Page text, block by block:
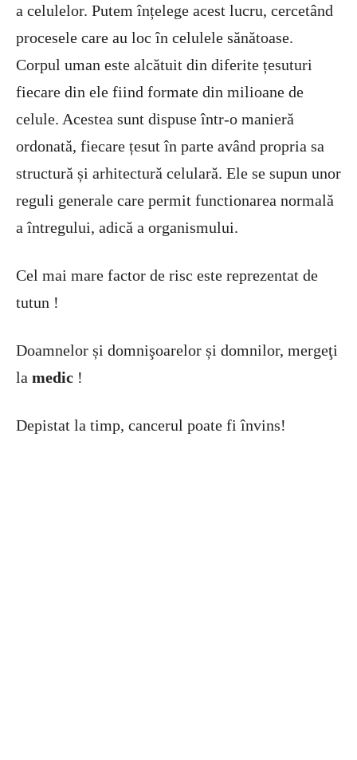
a celulelor. Putem înțelege acest lucru, cercetând
procesele care au loc în celulele sănătoase.
Corpul uman este alcătuit din diferite țesuturi
fiecare din ele fiind formate din milioane de
celule. Acestea sunt dispuse într-o manieră
ordonată, fiecare țesut în parte având propria sa
structură și arhitectură celulară. Ele se supun unor
reguli generale care permit functionarea normală
a întregului, adică a organismului.
Cel mai mare factor de risc este reprezentat de
tutun !
Doamnelor și domnişoarelor și domnilor, mergeţi
la medic !
Depistat la timp, cancerul poate fi învins!